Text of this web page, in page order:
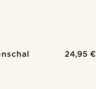
24,95 €